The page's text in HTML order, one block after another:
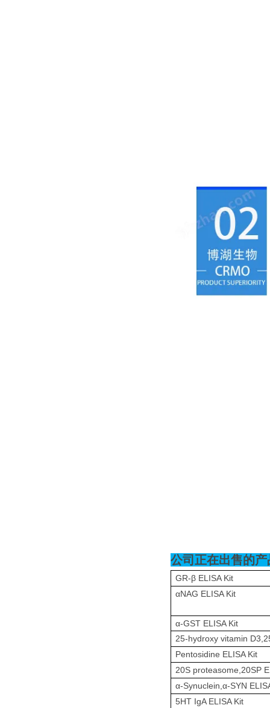
公司正在出售的产
GR-β ELISA Kit
αNAG ELISA Kit
α-GST ELISA Kit
25-hydroxy vitamin
Pentosidine ELISA Kit
20S proteasome,20SP
α-Synuclein,α-SYN
5HT IgA ELISA Kit